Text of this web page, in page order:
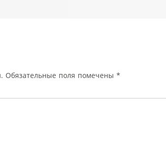
Обязательные поля помечены *